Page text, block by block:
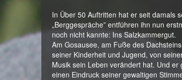
In Über 50 Auftritten hat er seit damals
„Berggespräche” entführen ihn nun
noch nicht kannte: Ins Salzkammergut.
Am Gosausee, am Fuße des
seiner Kinderheit und Jugend, von
Musik sein Leben verändert hat. Und
einen Eindruck seiner gewaltigen